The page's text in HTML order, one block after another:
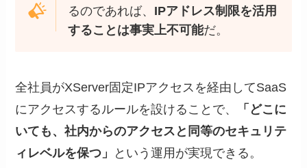
るのであれば、 IPアドレス制限を活用
することは事実上不可能だ。
全社員がXServer固定IPアクセスを経由してSaaS
にアクセスするルールを設けることで、
「どこに
いても、社内からのアクセスと同等のセキュリテ
ィレベルを保つ」
という運用が実現できる。